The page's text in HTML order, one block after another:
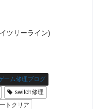
ツリーライン)
ーム修理ブログ
switch修理
トクリア